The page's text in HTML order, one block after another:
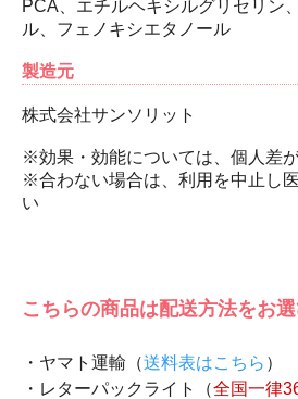
PCA、エチルヘキシルグリセリン
ル、フェノキシエタノール
製造元
株式会社サンソリット
※効果・効能については、個人差
※合わない場合は、利用を中止し
い
こちらの商品は配送方法をお
・ヤマト運輸（送料表はこちら ）
・レターパックライト（全国一律